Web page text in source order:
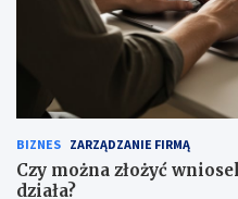
BIZNES ZARZĄDZANIE FIRMĄ
Czy można złożyć
działa?